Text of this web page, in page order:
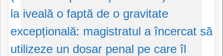
la iveală o faptă de o gravitate
excepțională: magistratul a încercat să
utilizeze un dosar penal pe care îl